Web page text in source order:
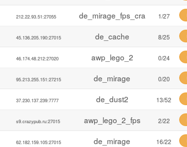
212.22.93.51:27055 de_mirage_fps_cra 1/27
45.136.205.190:27015 de_cache 8/25
46.174.48.212:27020 awp_lego_2 0/24
95.213.255.151:27215 de_mirage 0/20
37.230.137.239:7777 de_dust2 13/52
s9.crazypub.ru:27015 awp_lego_2_fps 2/22
62.182.159.105:27015 de_mirage 16/22